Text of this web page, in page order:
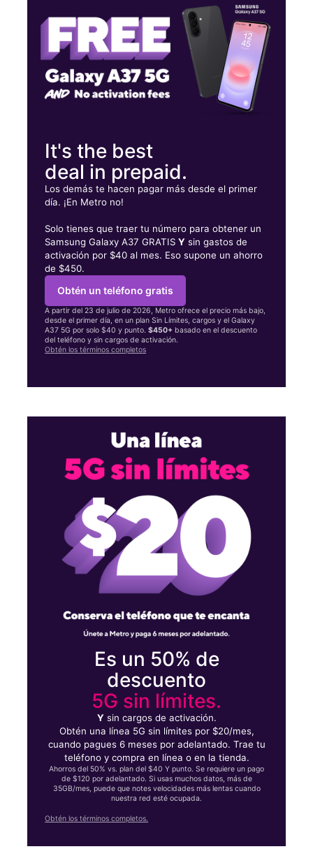
650 Douglas Dr Ste 107 Oceanside, CA 92058
It's the best
deal in prepaid.
Los demás te hacen pagar más desde el primer
día. ¡En Metro no!
Solo tienes que traer tu número para obtener un
Samsung Galaxy A37 GRATISY sin gastos de
activación por $40 al mes. Eso supone un ahorro
de $450.
Obtén un teléfono gratis
A partir del 23 de julio de 2026, Metro ofrece el precio más bajo,
desde el primer día, en un plan Sin Límites, cargos y el Galaxy
A37 5G por solo $40 y punto.$450+ basado en el descuento
del teléfono y sin cargos de activación.
Obtén los términos completos
Es un 50% de
descuento
5G sin límites.
Ysin cargos de activación.
Obtén una línea 5G sin límites por $20/mes,
cuando pagues 6 meses por adelantado. Trae tu
teléfono y compra en línea o en la tienda.
Ahorros del 50% vs. plan del $40 Y punto. Se requiere un pago
de $120 por adelantado. Si usas muchos datos, más de
35GB/mes, puede que notes velocidades más lentas cuando
nuestra red esté ocupada.
Obtén los términos completos.